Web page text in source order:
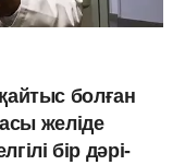
болған
желіде
бір дәрі-